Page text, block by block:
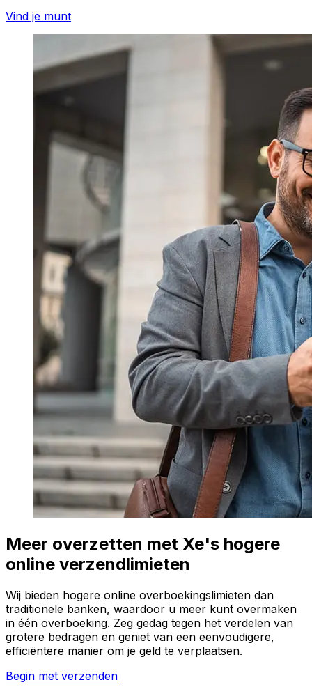
Vind je munt
Meer overzetten met Xe's hogere
online verzendlimieten
Wij bieden hogere online overboekingslimieten dan
traditionele banken, waardoor u meer kunt overmaken
in één overboeking. Zeg gedag tegen het verdelen van
grotere bedragen en geniet van een eenvoudigere,
efficiëntere manier om je geld te verplaatsen.
Begin met verzenden